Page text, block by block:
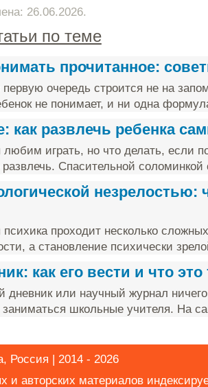
26.06.2026.
по теме
прочитанное:
очередь строится не на
не понимает, и ни одна
как развлечь ребенка
играть, но что делать, если
развлечь. Спасительной
незрелостью:
проходит несколько
а становление психически
как его вести и что это
или научный журнал
школьные учителя. На
Россия | 2014 - 2026
и авторских материалов